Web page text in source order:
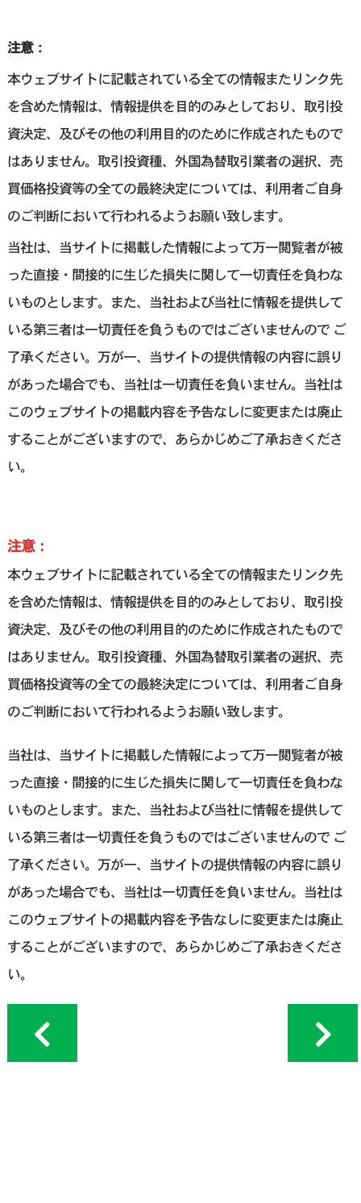
注意：
本ウェブサイトに記載されている全ての情報またリンク先
を含めた情報は、情報提供を目的のみとしており、取引投
資決定、及びその他の利用目的のために作成されたもので
はありません。取引投資種、外国為替取引業者の選択、売
買価格投資等の全ての最終決定については、利用者ご自身
のご判断において行われるようお願い致します。
当社は、当サイトに掲載した情報によって万一閲覧者が被
った直接・間接的に生じた損失に関して一切責任を負わな
いものとします。また、当社および当社に情報を提供して
いる第三者は一切責任を負うものではございませんので ご
了承ください。万が一、当サイトの提供情報の内容に誤り
があった場合でも、当社は一切責任を負いません。当社は
このウェブサイトの掲載内容を予告なしに変更または廃止
することがございますので、あらかじめご了承おきくださ
い。
注意：
本ウェブサイトに記載されている全ての情報またリンク先
を含めた情報は、情報提供を目的のみとしており、取引投
資決定、及びその他の利用目的のために作成されたもので
はありません。取引投資種、外国為替取引業者の選択、売
買価格投資等の全ての最終決定については、利用者ご自身
のご判断において行われるようお願い致します。
当社は、当サイトに掲載した情報によって万一閲覧者が被
った直接・間接的に生じた損失に関して一切責任を負わな
いものとします。また、当社および当社に情報を提供して
いる第三者は一切責任を負うものではございませんので ご
了承ください。万が一、当サイトの提供情報の内容に誤り
があった場合でも、当社は一切責任を負いません。当社は
このウェブサイトの掲載内容を予告なしに変更または廃止
することがございますので、あらかじめご了承おきくださ
い。